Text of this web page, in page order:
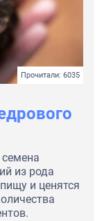
Прочитали: 6035
из рода
и ценятся